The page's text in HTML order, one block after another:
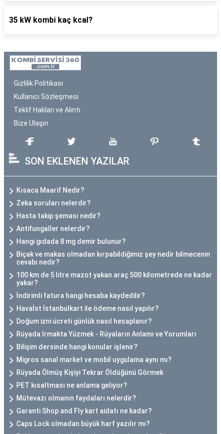
35 kW kombi kaç kcal?
Gizlilik Politikası
Kullanıcı Sözleşmesi
Teklif Hakları ve Alıntı
Bize Ulaşın
SON EKLENEN YAZILAR
Kısaca Maarif Nedir?
Zeka soruları nelerdir?
Hasta takip şeması nedir?
Antifungaller nelerdir?
Hangi gıdada 8 mg demir bulunur?
Biçak ve makas olmadan kırpabildiğimiz şey nedir bilmecenin
cevabı nedir?
100 km de 5 litre mazot yakan araç 500 kilometrede ne kadar
yakar?
İndirimli fatura hangi hesaba kaydedilir?
Havaİst İstanbulkart ile ödeme nasıl yapılır?
Doğum izni ücreti günlük nasıl hesaplanır?
Rüyada Irmakta Yüzmek - Rüyaların Anlamı ve Yorumları
Bilişim dersinde hangi konular işlenir?
Migros sanal market ve mobil uygulama aynı mı?
Rüyada Ölmüş Kişiyi Tekrar Öldüğünü Görmek
PET kısaltması ne anlama geliyor?
Mütevazı olmanın faydaları nelerdir?
Garanti Shop and Fly kart aidatı ne kadar?
Caps Lock olmadan büyük harf yazılır mı?